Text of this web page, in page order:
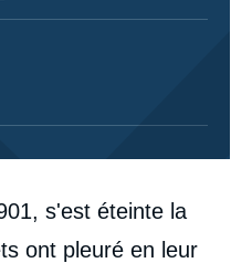
s'est éteinte la
ont pleuré en leur